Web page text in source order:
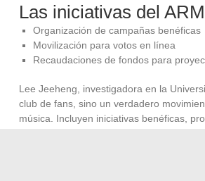
Las iniciativas del
Organización de campañas benéficas
Movilización para votos en línea
Recaudaciones de fondos para
Lee Jeeheng, investigadora en la
club de fans, sino un verdadero
música. Incluyen iniciativas benéficas,